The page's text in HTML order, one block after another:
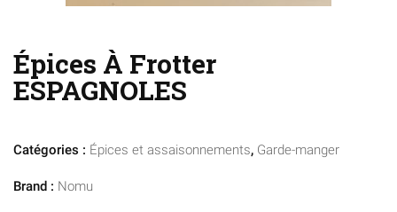
Épices À Frotter
ESPAGNOLES
Catégories : Épices et assaisonnements, Garde-manger
Brand : Nomu